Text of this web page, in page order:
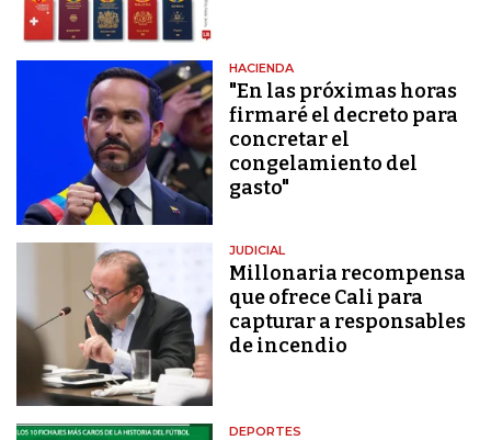
HACIENDA
"En las próximas horas
firmaré el decreto para
concretar el
congelamiento del
gasto"
JUDICIAL
Millonaria recompensa
que ofrece Cali para
capturar a responsables
de incendio
DEPORTES